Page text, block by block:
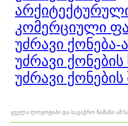
კომერციული
უძრავი ქონება-
უძრავი
უძრავი ქონების
ყველა ლოგოტიპი და სავაჭრო ნიშანი ამ